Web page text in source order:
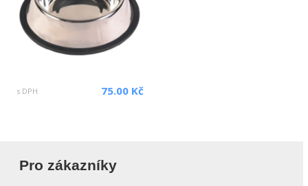
s DPH 75.00 Kč
Pro zákazníky